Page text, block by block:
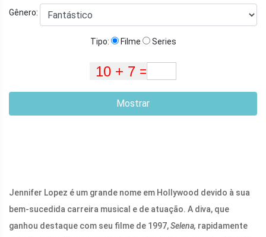
Gênero:
Tipo: Filme Series
Mostrar
Jennifer Lopez é um grande nome em Hollywood devido à sua
bem-sucedida carreira musical e de atuação. A diva, que
ganhou destaque com seu filme de 1997,Selena, rapidamente